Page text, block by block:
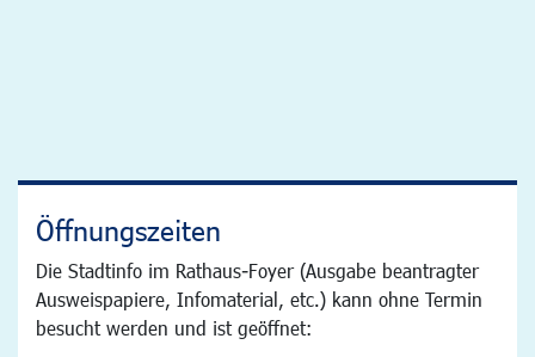
Öffnungszeiten
Die Stadtinfo im Rathaus-Foyer (Ausgabe beantragter
Ausweispapiere, Infomaterial, etc.) kann ohne Termin
besucht werden und ist geöffnet: